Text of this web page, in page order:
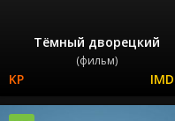
Тёмный дворецкий
(фильм)